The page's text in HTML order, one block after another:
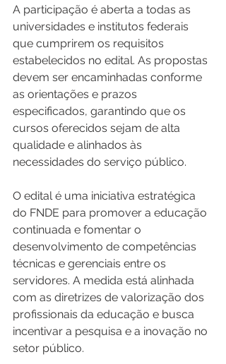
A participação é aberta a todas as
universidades e institutos federais
que cumprirem os requisitos
estabelecidos no edital. As propostas
devem ser encaminhadas conforme
as orientações e prazos
especificados, garantindo que os
cursos oferecidos sejam de alta
qualidade e alinhados às
necessidades do serviço público.
O edital é uma iniciativa estratégica
do FNDE para promover a educação
continuada e fomentar o
desenvolvimento de competências
técnicas e gerenciais entre os
servidores. A medida está alinhada
com as diretrizes de valorização dos
profissionais da educação e busca
incentivar a pesquisa e a inovação no
setor público.